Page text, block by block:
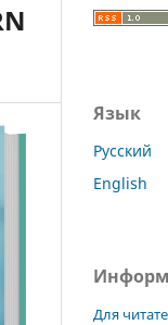
Язык
Русский
English
Для